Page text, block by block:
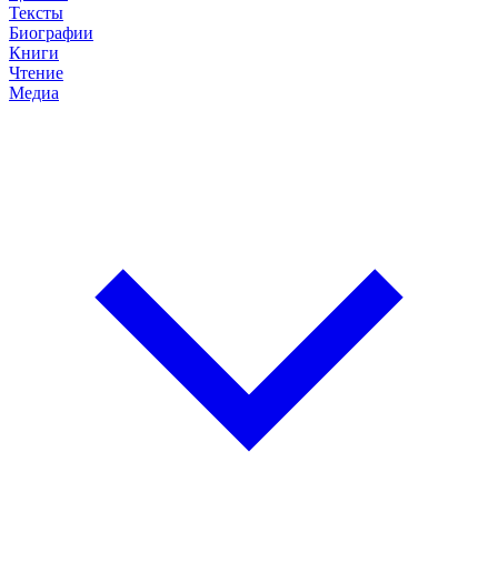
Тексты
Биографии
Книги
Чтение
Медиа